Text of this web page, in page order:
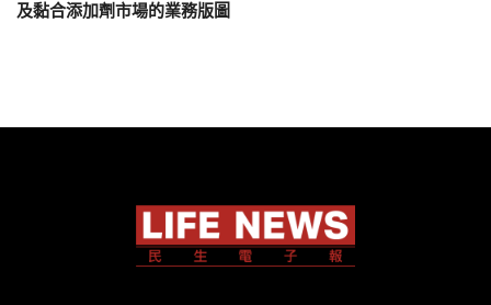
及黏合添加劑市場的業務版圖